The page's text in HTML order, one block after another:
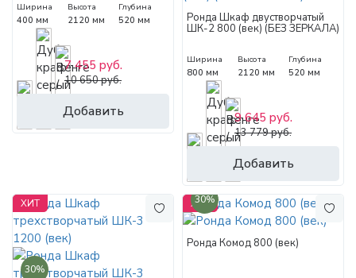
Ширина
400 мм
Высота
2120 мм
Глубина
520 мм
Добавить
7 455 руб.
10 650 руб.
Ронда Шкаф двустворчатый
ШК-2 800 (век) (БЕЗ ЗЕРКАЛА)
Ширина
800 мм
Высота
2120 мм
Глубина
520 мм
Добавить
9 645 руб.
13 779 руб.
ХИТ
30%
ХИТ
30%
Ронда Комод 800 (век)